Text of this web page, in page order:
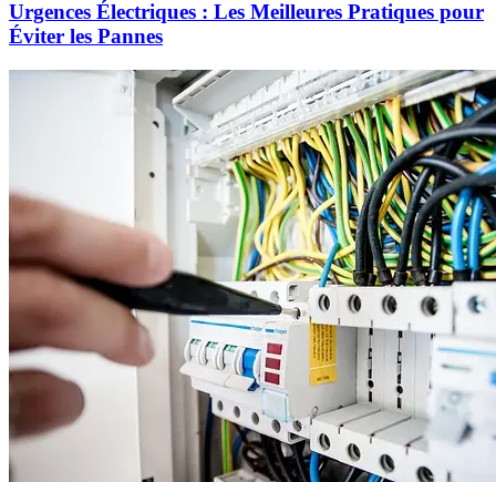
Urgences Électriques : Les Meilleures Pratiques pour
Éviter les Pannes